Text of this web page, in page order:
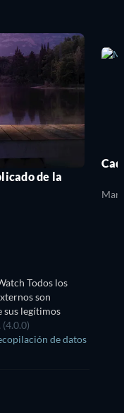
de la
Todos los
son
sus legítimos
(4.0.0)
de datos